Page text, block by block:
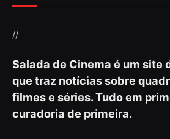
//
Salada de Cinema é um site
que traz notícias sobre
filmes e séries. Tudo em
curadoria de primeira.